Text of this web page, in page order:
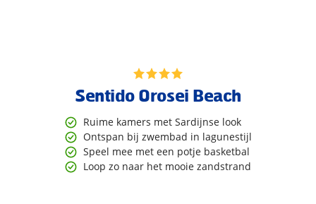
Sentido Orosei Beach
Ruime kamers met Sardijnse look
Ontspan bij zwembad in lagunestijl
Speel mee met een potje basketbal
Loop zo naar het mooie zandstrand